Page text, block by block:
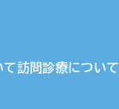
て訪問診療について